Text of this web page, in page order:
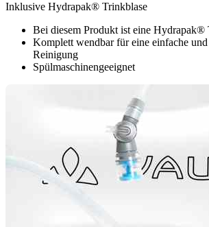
Inklusive Hydrapak® Trinkblase
Bei diesem Produkt ist eine Hydrapak®
Komplett wendbar für eine einfache
Reinigung
Spülmaschinengeeignet